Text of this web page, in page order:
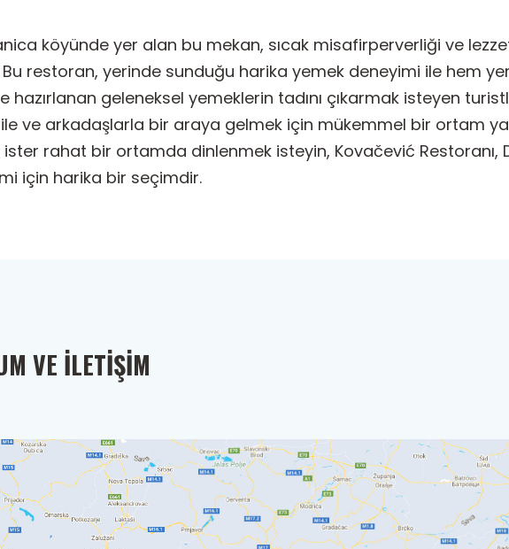
köyünde yer alan bu mekan, sıcak misafirperverliği ve
Bu restoran, yerinde sunduğu harika yemek deneyimi ile hem
geleneksel yemeklerin tadını çıkarmak isteyen
ve arkadaşlarla bir araya gelmek için mükemmel bir ortam
rahat bir ortamda dinlenmek isteyin, Kovačević Restoranı,
için harika bir seçimdir.
VE İLETIŞIM